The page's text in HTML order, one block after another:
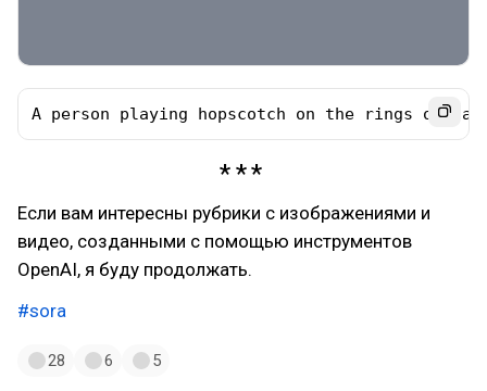
A person playing hopscotch on the rings of
Если вам интересны рубрики с изображениями и
видео, созданными с помощью инструментов
OpenAI, я буду продолжать.
#sora
28 6 5